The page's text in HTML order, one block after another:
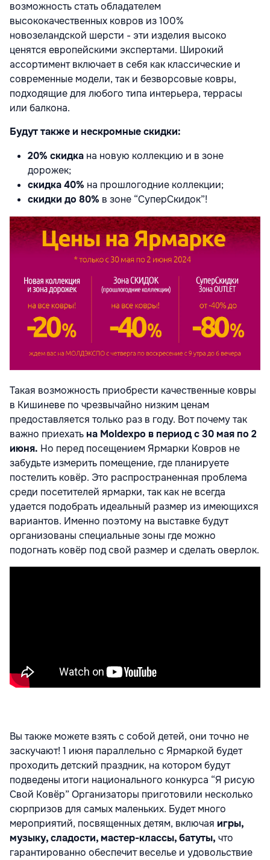
возможность стать обладателем
высококачественных ковров из 100%
новозеландской шерсти - эти изделия высоко
ценятся европейскими экспертами. Широкий
ассортимент включает в себя как классические и
современные модели, так и безворсовые ковры,
подходящие для любого типа интерьера, террасы
или балкона.
Будут также и нескромные скидки:
20% скидка на новую коллекцию и в зоне
дорожек;
скидка 40% на прошлогодние коллекции;
скидки до 80% в зоне “СуперСкидок”!
Такая возможность приобрести качественные ковры
в Кишиневе по чрезвычайно низким ценам
предоставляется только раз в году. Вот почему так
важно приехатьна Moldexpo в период с 30 мая по 2
июня. Но перед посещением Ярмарки Ковров не
забудьте измерить помещение, где планируете
постелить ковёр. Это распространенная проблема
среди посетителей ярмарки, так как не всегда
удается подобрать идеальный размер из имеющихся
вариантов. Именно поэтому на выставке будут
организованы специальные зоны где можно
подогнать ковёр под свой размер и сделать оверлок.
Вы также можете взять с собой детей, они точно не
заскучают! 1 июня параллельно с Ярмаркой будет
проходить детский праздник, на котором будут
подведены итоги национального конкурса “Я рисую
Свой Ковёр” Организаторы приготовили несколько
сюрпризов для самых маленьких. Будет много
мероприятий, посвященных детям, включая игры,
музыку, сладости, мастер-классы, батуты, что
гарантированно обеспечит веселье и удовольствие